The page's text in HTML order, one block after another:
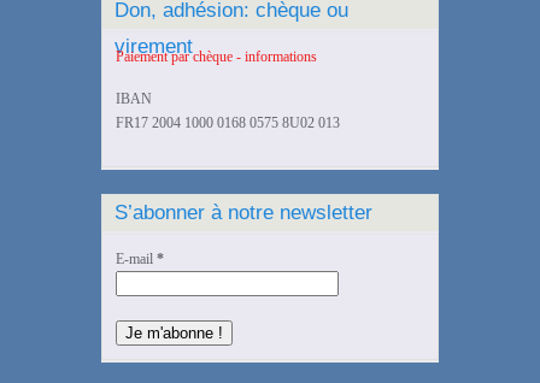
Don, adhésion: chèque ou
virement
Paiement par chèque - informations
IBAN
FR17 2004 1000 0168 0575 8U02 013
S’abonner à notre newsletter
E-mail *